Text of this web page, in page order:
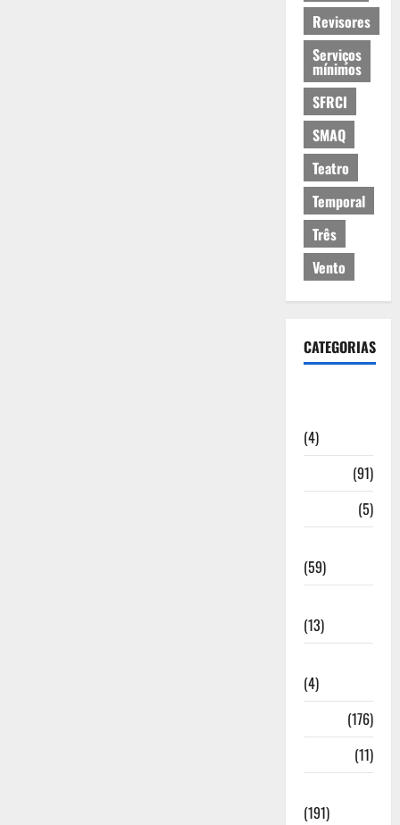
Revisores
Serviços
mínimos
SFRCI
SMAQ
Teatro
Temporal
Três
Vento
CATEGORIAS
(4)
(91)
(5)
(59)
(13)
(4)
(176)
(11)
(191)